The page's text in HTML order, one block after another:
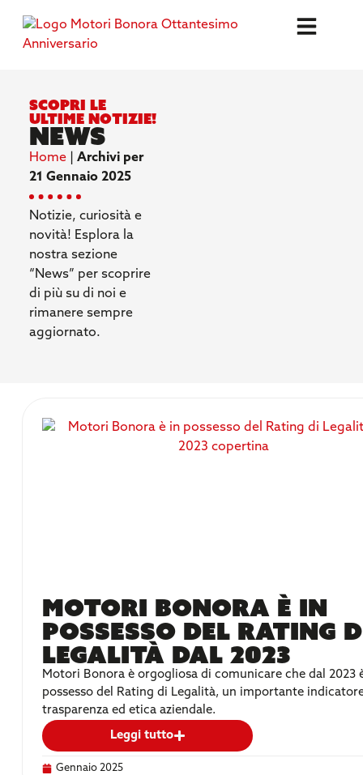
Scopri le
ultime notizie!
News
Home| Archivi per
21 Gennaio 2025
Notizie, curiosità e
novità! Esplora la
nostra sezione
“News” per scoprire
di più su di noi e
rimanere sempre
aggiornato.
Motori Bonora è in
possesso del Rating
Legalità dal 2023
Motori Bonora è orgogliosa di comunicare che dal 2023
possesso del Rating di Legalità, un importante
trasparenza ed etica aziendale.
Leggi tutto
Gennaio 2025